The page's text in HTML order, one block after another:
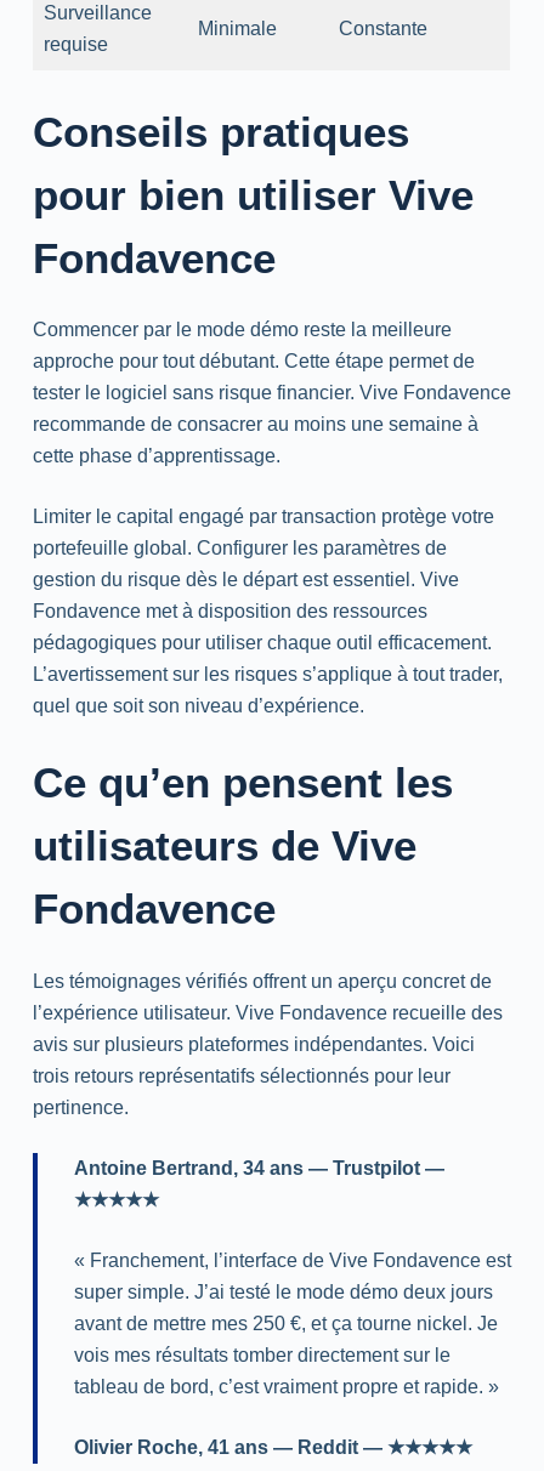
Surveillance
requise
Minimale Constante
Conseils pratiques
pour bien utiliser Vive
Fondavence
Commencer par le mode démo reste la meilleure
approche pour tout débutant. Cette étape permet de
tester le logiciel sans risque financier. Vive Fondavence
recommande de consacrer au moins une semaine à
cette phase d’apprentissage.
Limiter le capital engagé par transaction protège votre
portefeuille global. Configurer les paramètres de
gestion du risque dès le départ est essentiel. Vive
Fondavence met à disposition des ressources
pédagogiques pour utiliser chaque outil efficacement.
L’avertissement sur les risques s’applique à tout trader,
quel que soit son niveau d’expérience.
Ce qu’en pensent les
utilisateurs de Vive
Fondavence
Les témoignages vérifiés offrent un aperçu concret de
l’expérience utilisateur. Vive Fondavence recueille des
avis sur plusieurs plateformes indépendantes. Voici
trois retours représentatifs sélectionnés pour leur
pertinence.
Antoine Bertrand, 34 ans — Trustpilot —
★★★★★
« Franchement, l’interface de Vive Fondavence est
super simple. J’ai testé le mode démo deux jours
avant de mettre mes 250 €, et ça tourne nickel. Je
vois mes résultats tomber directement sur le
tableau de bord, c’est vraiment propre et rapide. »
Olivier Roche, 41 ans — Reddit — ★★★★★